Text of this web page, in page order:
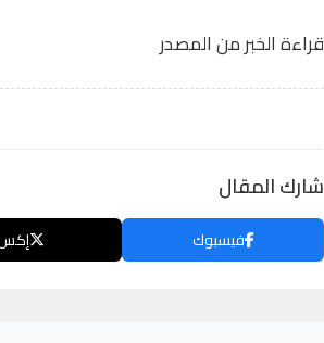
قراءة الخبر من المصدر
شارك المقال
فيسبوك